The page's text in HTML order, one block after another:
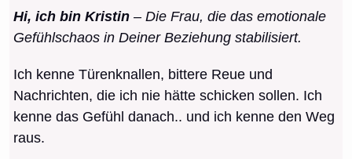
Hi, ich bin Kristin – Die Frau, die das emotionale
Gefühlschaos in Deiner Beziehung stabilisiert.
Ich kenne Türenknallen, bittere Reue und
Nachrichten, die ich nie hätte schicken sollen. Ich
kenne das Gefühl danach.. und ich kenne den Weg
raus.